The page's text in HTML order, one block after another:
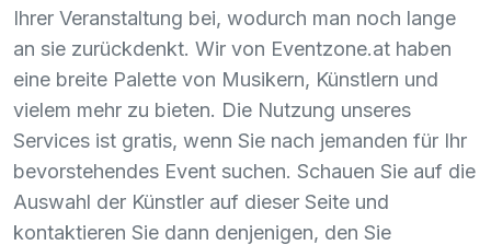
Ihrer Veranstaltung bei, wodurch man noch lange
an sie zurückdenkt. Wir von Eventzone.at haben
eine breite Palette von Musikern, Künstlern und
vielem mehr zu bieten. Die Nutzung unseres
Services ist gratis, wenn Sie nach jemanden für Ihr
bevorstehendes Event suchen. Schauen Sie auf die
Auswahl der Künstler auf dieser Seite und
kontaktieren Sie dann denjenigen, den Sie